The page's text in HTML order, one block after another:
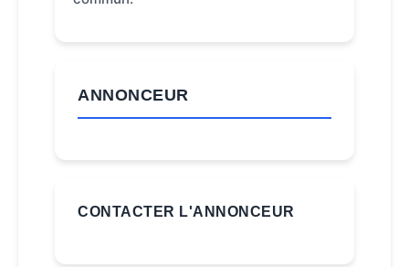
ANNONCEUR
CONTACTER L'ANNONCEUR